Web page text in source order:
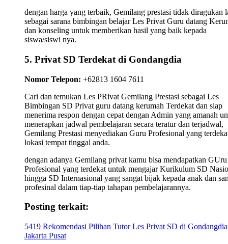
dengan harga yang terbaik, Gemilang prestasi tidak diragukan
sebagai sarana bimbingan belajar Les Privat Guru datang
dan konseling untuk memberikan hasil yang baik kepada
siswa/siswi nya.
5. Privat SD Terdekat di Gondangdia
Nomor Telepon: +62813 1604 7611
Cari dan temukan Les PRivat Gemilang Prestasi sebagai Les
Bimbingan SD Privat guru datang kerumah Terdekat dan siap
menerima respon dengan cepat dengan Admin yang amanah
menerapkan jadwal pembelajaran secara teratur dan terjadwal,
Gemilang Prestasi menyediakan Guru Profesional yang
lokasi tempat tinggal anda.
dengan adanya Gemilang privat kamu bisa mendapatkan GUru
Profesional yang terdekat untuk mengajar Kurikulum SD
hingga SD Internasional yang sangat bijak kepada anak dan
profesinal dalam tiap-tiap tahapan pembelajarannya.
Posting terkait:
5419 Rekomendasi Pilihan Tutor Les Privat SD di Gondangdia
Jakarta Pusat